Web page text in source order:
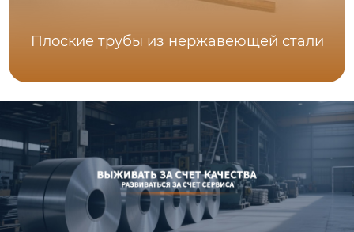
Плоские трубы из нержавеющей стали